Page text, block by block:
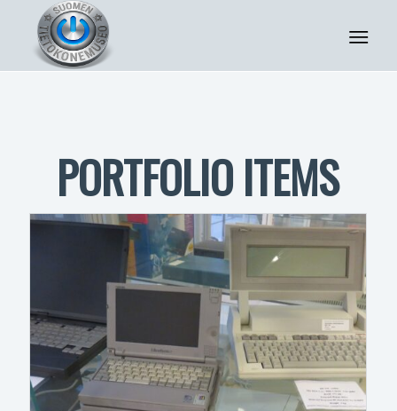
PORTFOLIO ITEMS